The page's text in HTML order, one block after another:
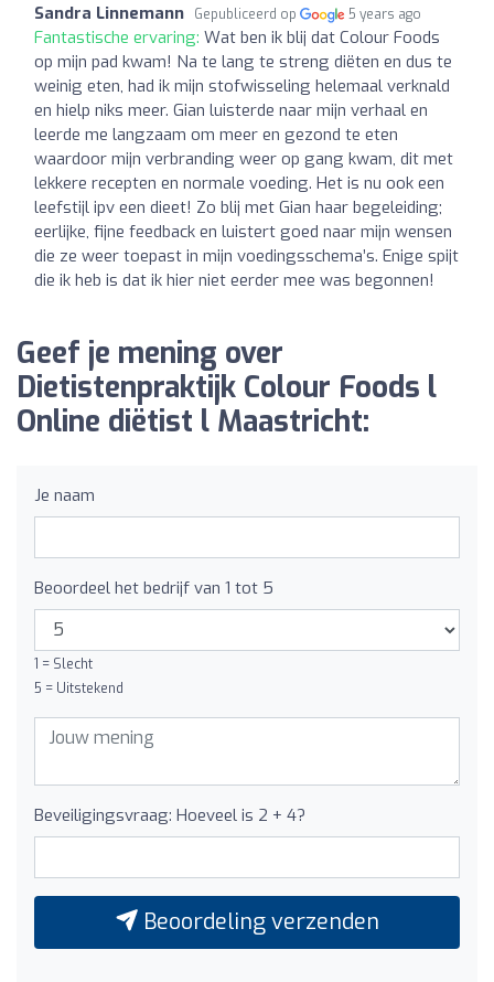
Sandra Linnemann Gepubliceerd op 5 years ago
Fantastische ervaring: Wat ben ik blij dat Colour Foods
op mijn pad kwam! Na te lang te streng diëten en dus te
weinig eten, had ik mijn stofwisseling helemaal verknald
en hielp niks meer. Gian luisterde naar mijn verhaal en
leerde me langzaam om meer en gezond te eten
waardoor mijn verbranding weer op gang kwam, dit met
lekkere recepten en normale voeding. Het is nu ook een
leefstijl ipv een dieet! Zo blij met Gian haar begeleiding;
eerlijke, fijne feedback en luistert goed naar mijn wensen
die ze weer toepast in mijn voedingsschema’s. Enige spijt
die ik heb is dat ik hier niet eerder mee was begonnen!
Geef je mening over
Dietistenpraktijk Colour Foods l
Online diëtist l Maastricht:
Je naam
Beoordeel het bedrijf van 1 tot 5
1 = Slecht
5 = Uitstekend
Beveiligingsvraag: Hoeveel is 2 + 4?
Beoordeling verzenden